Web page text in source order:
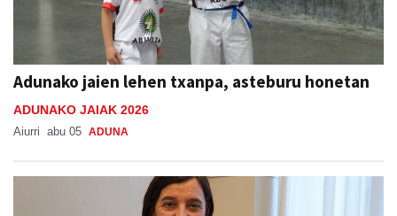
Adunako jaien lehen txanpa, asteburu honetan
ADUNAKO JAIAK 2026
Aiurri abu 05 ADUNA